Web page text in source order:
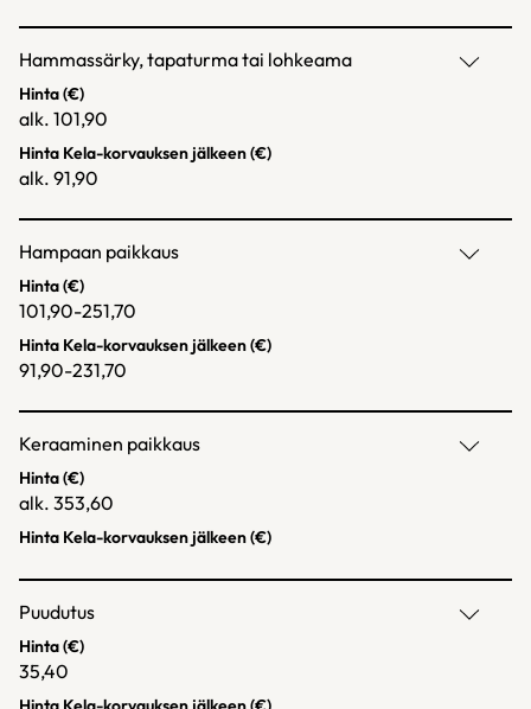
Hammassärky, tapaturma tai lohkeama
Hinta (€)
alk. 101,90
Hinta Kela-korvauksen jälkeen (€)
alk. 91,90
Hampaan paikkaus
Hinta (€)
101,90-251,70
Hinta Kela-korvauksen jälkeen (€)
91,90-231,70
Keraaminen paikkaus
Hinta (€)
alk. 353,60
Hinta Kela-korvauksen jälkeen (€)
Puudutus
Hinta (€)
35,40